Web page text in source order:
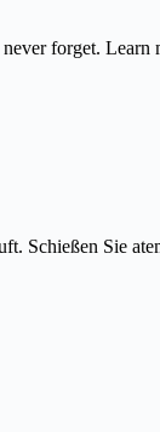
forget. Learn
Schießen Sie